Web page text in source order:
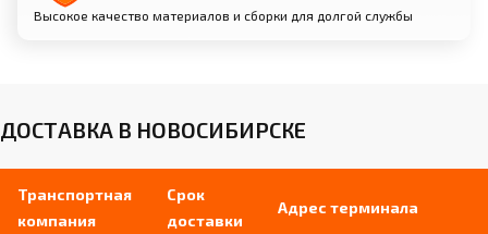
Регулировка высоты для идеальной
Нескользящие резиновые наконечники
для устойчивости и защиты напольного
покрытия
Высокое качество материалов и сборки для долгой службы
ДОСТАВКА В НОВОСИБИРСКЕ
Транспортная
компания
Срок
доставки
Адрес терминала